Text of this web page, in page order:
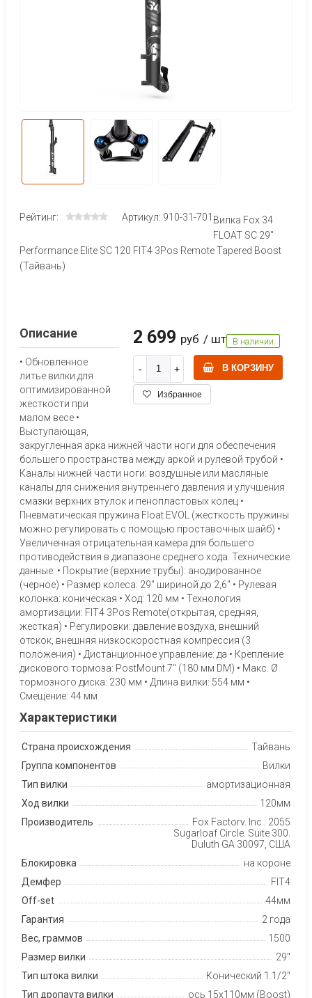
Рейтинг: Артикул: 910-31-701 Вилка Fox 34
FLOAT SC 29"
Performance Elite SC 120 FIT4 3Pos Remote Tapered Boost
(Тайвань)
2 699 руб / шт В наличии
В КОРЗИНУ
Избранное
Описание
• Обновленное
литье вилки для
оптимизированной
жесткости при
малом весе •
Выступающая,
закругленная арка нижней части ноги для обеспечения
большего пространства между аркой и рулевой трубой •
Каналы нижней части ноги: воздушные или масляные
каналы для снижения внутреннего давления и улучшения
смазки верхних втулок и пенопластовых колец •
Пневматическая пружина Float EVOL (жесткость пружины
можно регулировать с помощью проставочных шайб) •
Увеличенная отрицательная камера для большего
противодействия в диапазоне среднего хода. Технические
данные: • Покрытие (верхние трубы): анодированное
(черное) • Размер колеса: 29" шириной до 2,6" • Рулевая
колонка: коническая • Ход: 120 мм • Технология
амортизации: FIT4 3Pos Remote(открытая, средняя,
жесткая) • Регулировки: давление воздуха, внешний
отскок, внешняя низкоскоростная компрессия (3
положения) • Дистанционное управление: да • Крепление
дискового тормоза: PostMount 7" (180 мм DM) • Макс. Ø
тормозного диска: 230 мм • Длина вилки: 554 мм •
Смещение: 44 мм
Характеристики
Страна происхождения
Тайвань
Группа компонентов
Вилки
Тип вилки
амортизационная
Ход вилки
120мм
Производитель
Fox Factory, Inc., 2055
Sugarloaf Circle, Suite 300,
Duluth GA 30097, США
Блокировка
на короне
Демфер
FIT4
Off-set
44мм
Гарантия
2 года
Вес, граммов
1500
Размер вилки
29"
Тип штока вилки
Конический 1.1/2"
Тип дропаута вилки
ось 15x110мм (Boost)